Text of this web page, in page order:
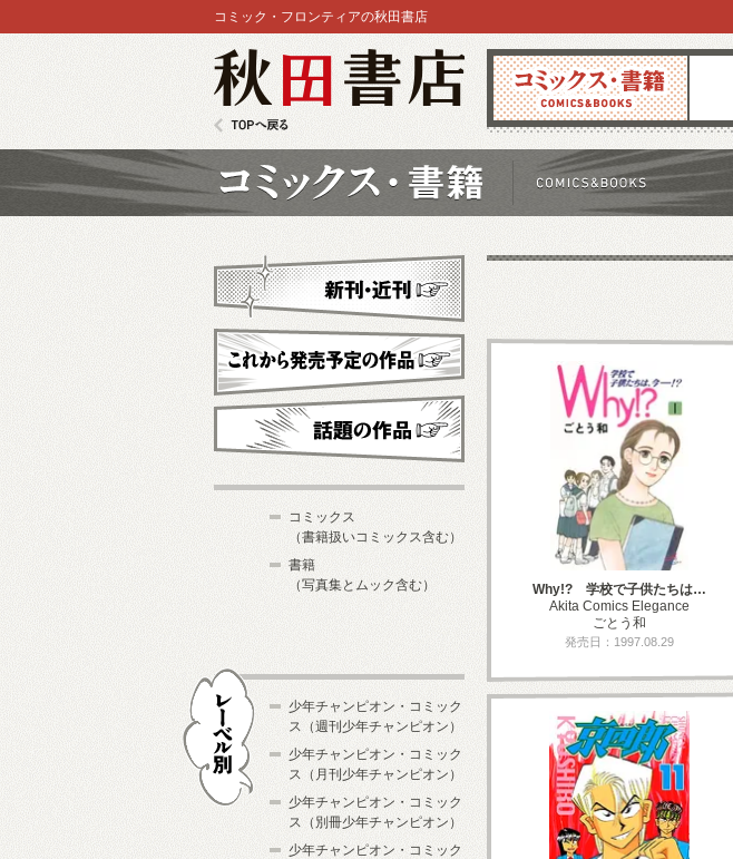
コミックス 雑誌
コミック・フロンティアの秋田書店
新刊情報
Why!? 学校で子供たちは…
Akita Comics Elegance
ごとう和
発売日：1997.08.29
新刊・近刊
これから発売予定
コミックス
（書籍扱いコミックス含む）
書籍
（写真集とムック含む）
少年チャンピオン・コミック
ス（週刊少年チャンピオン）
少年チャンピオン・コミック
ス（月刊少年チャンピオン）
少年チャンピオン・コミック
ス（別冊少年チャンピオン）
少年チャンピオン・コミック